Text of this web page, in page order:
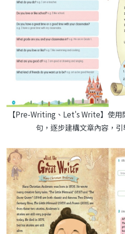
【Pre-Writing、Let's Write】使用
句，逐步建構文章內容，引